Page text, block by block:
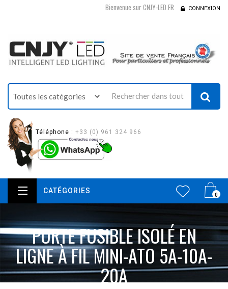
Bienvenue sur CNJY-LED.FR CONNEXION
Téléphone : +33 (0) 961 324 966
0
CATÉGORIES
PORTE FUSIBLE ISOLÉ EN
LIGNE À FIL MINI-ATO 5A-10A-
20A